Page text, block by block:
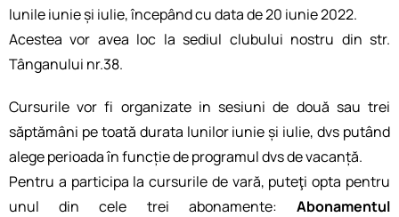
lunile iunie și iulie, începând cu data de 20 iunie 2022.
Acestea vor avea loc la sediul clubului nostru din str.
Tânganului nr.38.
Cursurile vor fi organizate in sesiuni de două sau trei
săptămâni pe toată durata lunilor iunie și iulie, dvs putând
alege perioada în funcție de programul dvs de vacanță.
Pentru a participa la cursurile de vară, puteţi opta pentru
unul din cele trei abonamente: Abonamentul